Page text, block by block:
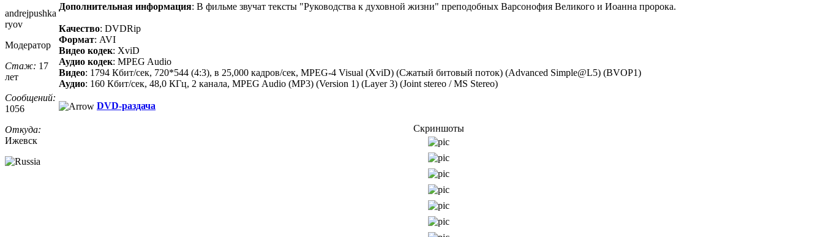
andrejpushka
ryov
Модератор
Стаж: 17
лет
Сообщений:
1056
Откуда:
Ижевск
Дополнительная информация: В фильме звучат тексты "Руководства к духовной жизни" преподобных Варсонофия Великого и Иоанна пророка.
Качество: DVDRip
Формат: AVI
Видео кодек: XviD
Аудио кодек: MPEG Audio
Видео: 1794 Кбит/сек, 720*544 (4:3), в 25,000 кадров/сек, MPEG-4 Visual (XviD) (Сжатый битовый поток) (Advanced Simple@L5) (BVOP1)
Аудио: 160 Кбит/сек, 48,0 КГц, 2 канала, MPEG Audio (MP3) (Version 1) (Layer 3) (Joint stereo / MS Stereo)
DVD-раздача
Скриншоты